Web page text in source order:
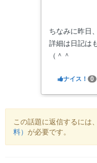
ちなみに昨日
詳細は日記は
（＾＾ゞ
ナイス！ 0
この話題に返信するには、
料） が必要です。